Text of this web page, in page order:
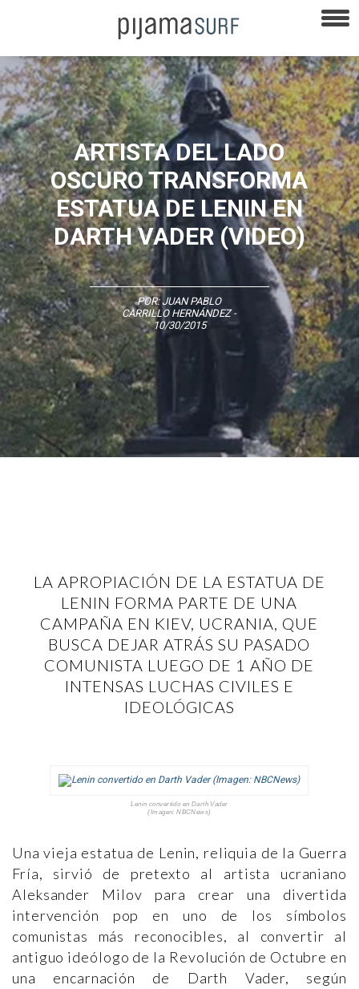
ARTISTA DEL LADO
OSCURO TRANSFORMA
ESTATUA DE LENIN EN
DARTH VADER (VIDEO)
POR: JUAN PABLO
CARRILLO HERNÁNDEZ-
10/30/2015
LA APROPIACIÓN DE LA ESTATUA DE
LENIN FORMA PARTE DE UNA
CAMPAÑA EN KIEV, UCRANIA, QUE
BUSCA DEJAR ATRÁS SU PASADO
COMUNISTA LUEGO DE 1 AÑO DE
INTENSAS LUCHAS CIVILES E
IDEOLÓGICAS
Lenin convertido en Darth Vader
(Imagen: NBCNews)
Una vieja estatua de Lenin, reliquia de la Guerra
Fría, sirvió de pretexto al artista ucraniano
Aleksander Milov para crear una divertida
intervención pop en uno de los símbolos
comunistas más reconocibles, al convertir al
antiguo ideólogo de la Revolución de Octubre en
una encarnación de Darth Vader, según